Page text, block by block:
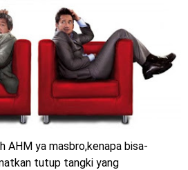
listrik EM1 e
luncurkan Nmax 155 Turbo
Yamaha resmi merilis YZF-R1
R1M model 2025 !
Kawasaki Ninja ZX-25RR KRT
Edition 2025
AHM ya masbro,kenapa bisa-
tutup tangki yang